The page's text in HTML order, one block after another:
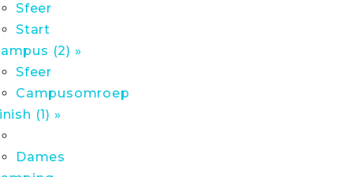
Sfeer
Start
(2) »
Sfeer
Campusomroep
(1) »
Dames